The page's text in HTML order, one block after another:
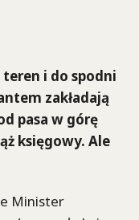
i do spodni
zakładają
pasa w górę
księgowy. Ale
Minister